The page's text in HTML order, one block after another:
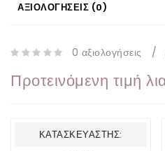
ΑΞΙΟΛΟΓΉΣΕΙΣ (0)
0 αξιολογήσεις /
Προτεινόμενη τιμή
ΚΑΤΑΣΚΕΥΑΣΤΉΣ: